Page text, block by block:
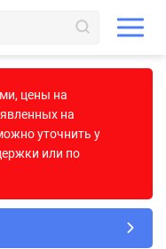
цены на
на
уточнить у
или по